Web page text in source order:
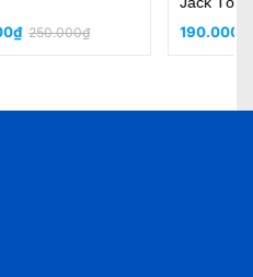
190.000₫